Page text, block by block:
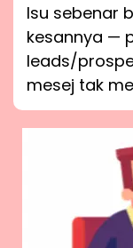
Isu sebenar
kesannya —
leads/
mesej tak